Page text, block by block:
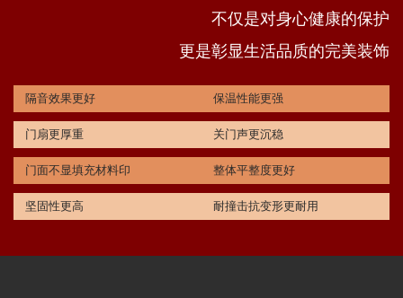
不仅是对身心健康的保护
更是彰显生活品质的完美装饰
隔音效果更好 保温性能更强
门扇更厚重 关门声更沉稳
门面不显填充材料印 整体平整度更好
坚固性更高 耐撞击抗变形更耐用